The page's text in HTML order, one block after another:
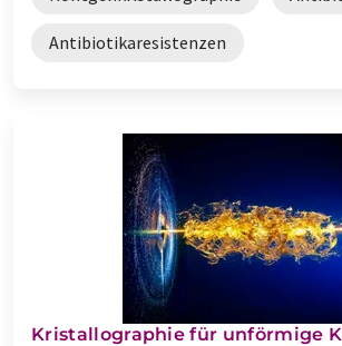
Antibiotikaresistenzen
Kristallographie für unförmige